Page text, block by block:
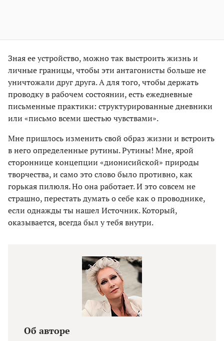
Зная ее устройство, можно так выстроить жизнь и
личные границы, чтобы эти антагонисты больше не
уничтожали друг друга. А для того, чтобы держать
проводку в рабочем состоянии, есть ежедневные
письменные практики: структурированные дневники
или «письмо всеми шестью чувствами».
Мне пришлось изменить свой образ жизни и встроить
в него определенные рутины. Рутины! Мне, ярой
стороннице концепции «дионисийской» природы
творчества, и само это слово было противно, как
горькая пилюля. Но она работает. И это совсем не
страшно, перестать думать о себе как о проводнике,
если однажды ты нашел Источник. Который,
оказывается, всегда был у тебя внутри.
Об авторе